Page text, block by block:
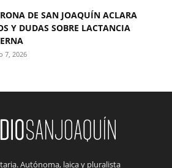
DE SAN JOAQUÍN ACLARA
Y DUDAS SOBRE LACTANCIA
7, 2026
Autónoma, laica y pluralista